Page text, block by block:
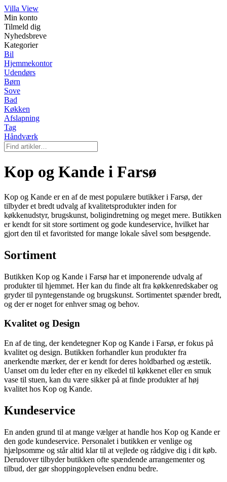
Villa View
Min konto
Tilmeld dig
Nyhedsbreve
Kategorier
Bil
Hjemmekontor
Udendørs
Børn
Sove
Bad
Køkken
Afslapning
Tag
Håndværk
Kop og Kande i Farsø
Kop og Kande er en af de mest populære butikker i Farsø, der
tilbyder et bredt udvalg af kvalitetsprodukter inden for
køkkenudstyr, brugskunst, boligindretning og meget mere. Butikken
er kendt for sit store sortiment og gode kundeservice, hvilket har
gjort den til et favoritsted for mange lokale såvel som besøgende.
Sortiment
Butikken Kop og Kande i Farsø har et imponerende udvalg af
produkter til hjemmet. Her kan du finde alt fra køkkenredskaber og
gryder til pyntegenstande og brugskunst. Sortimentet spænder bredt,
og der er noget for enhver smag og behov.
Kvalitet og Design
En af de ting, der kendetegner Kop og Kande i Farsø, er fokus på
kvalitet og design. Butikken forhandler kun produkter fra
anerkendte mærker, der er kendt for deres holdbarhed og æstetik.
Uanset om du leder efter en ny elkedel til køkkenet eller en smuk
vase til stuen, kan du være sikker på at finde produkter af høj
kvalitet hos Kop og Kande.
Kundeservice
En anden grund til at mange vælger at handle hos Kop og Kande er
den gode kundeservice. Personalet i butikken er venlige og
hjælpsomme og står altid klar til at vejlede og rådgive dig i dit køb.
Derudover tilbyder butikken ofte spændende arrangementer og
tilbud, der gør shoppingoplevelsen endnu bedre.